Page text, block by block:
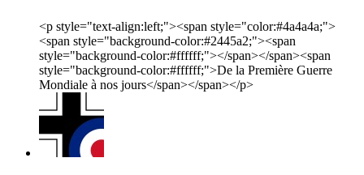
<p style="text-align:left;"><span style="color:#4a4a4a;">
<span style="background-color:#2445a2;"><span
style="background-color:#ffffff;"></span></span><span
style="background-color:#ffffff;">De la Première Guerre
Mondiale à nos jours</span></span></p>